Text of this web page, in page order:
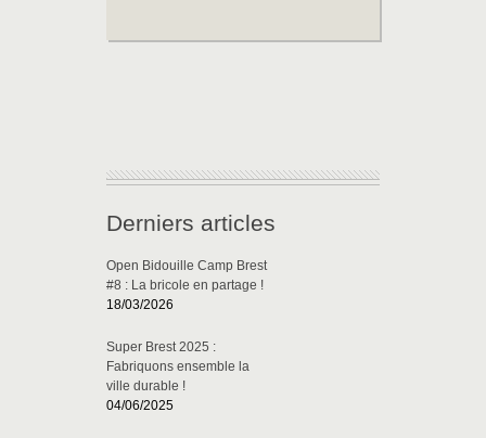
Derniers articles
Open Bidouille Camp Brest
#8 : La bricole en partage !
18/03/2026
Super Brest 2025 :
Fabriquons ensemble la
ville durable !
04/06/2025